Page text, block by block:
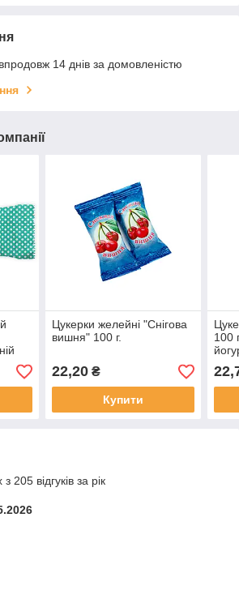
14 днів за домовленістю
100
Цукерки желейні "Снігова
вишня" 100 г.
22,20₴
Купити
100
205 відгуків за рік